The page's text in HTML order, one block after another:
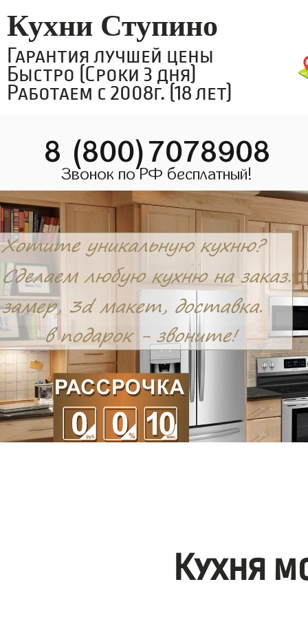
Кухни Ступино
Гарантия лучшей цены
Быстро (Сроки 3 дня)
Работаем с 2008г. (18 лет)
8 (800)7078908
Звонок по РФ бесплатный!
Кухня